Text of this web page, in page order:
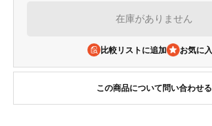
在庫がありません
比較リストに追加
この商品について問い合わせる